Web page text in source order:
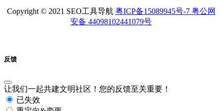
Copyright © 2021 SEO工具导航 粤ICP备15089945号-7 粤公网
安备 44098102441079号
反馈
让我们一起共建文明社区！您的反馈至关重要！
已失效